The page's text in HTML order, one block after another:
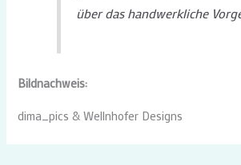
über das handwerkliche
Bildnachweis:
dima_pics & Wellnhofer Designs